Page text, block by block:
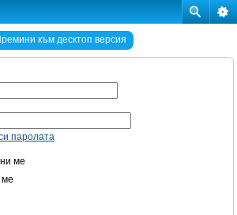
към десктоп версия
паролата
ме